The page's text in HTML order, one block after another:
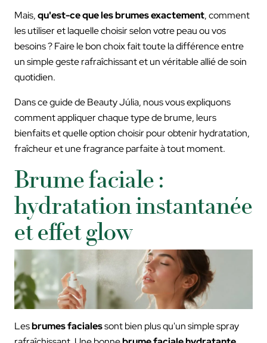
Mais,qu'est-ce que les brumes exactement, comment
les utiliser et laquelle choisir selon votre peau ou vos
besoins ? Faire le bon choix fait toute la différence entre
un simple geste rafraîchissant et un véritable allié de soin
quotidien.
Dans ce guide de Beauty Júlia, nous vous expliquons
comment appliquer chaque type de brume, leurs
bienfaits et quelle option choisir pour obtenir hydratation,
fraîcheur et une fragrance parfaite à tout moment.
Brume faciale :
hydratation instantanée
et effet glow
Lesbrumes facialessont bien plus qu'un simple spray